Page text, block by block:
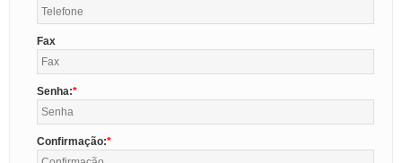
Fax
Senha:
Confirmação: